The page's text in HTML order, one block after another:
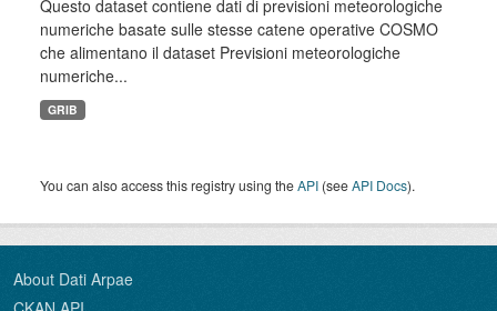
Questo dataset contiene dati di previsioni meteorologiche
numeriche basate sulle stesse catene operative COSMO
che alimentano il dataset Previsioni meteorologiche
numeriche...
GRIB
You can also access this registry using theAPI (seeAPI Docs).
About Dati Arpae